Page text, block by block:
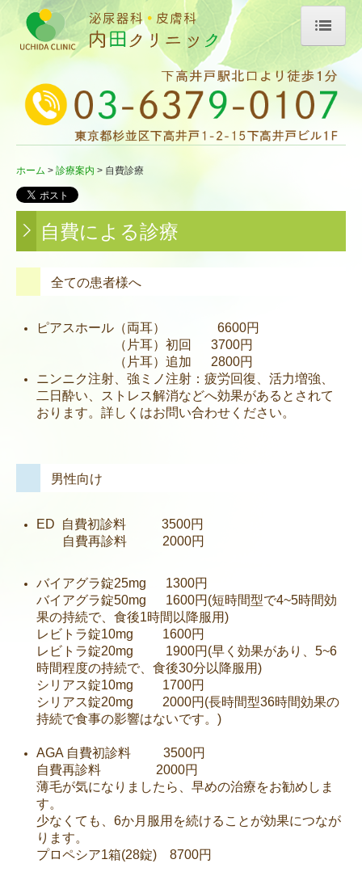
院長紹介
診療案内
泌尿器科
皮膚科
自費診療
診療内容
プライバシーポリシー
ホーム 診療案内 自費診療
自費による診療
全ての患者様へ
ピアスホール（両耳） 6600円
（片耳）初回 3700円
（片耳）追加 2800円
ニンニク注射、強ミノ注射：疲労回復、活力増強、
二日酔い、ストレス解消などへ効果があるとされて
おります。詳しくはお問い合わせください。
男性向け
ED 自費初診料 3500円
自費再診料 2000円
バイアグラ錠25mg 1300円
バイアグラ錠50mg 1600円(短時間型で4~5時間効
果の持続で、食後1時間以降服用)
レビトラ錠10mg 1600円
レビトラ錠20mg
1900円(早く効果があり、5~6
時間程度の持続で、食後30分以降服用)
シリアス錠10mg 1700円
シリアス錠20mg 2000円(長時間型36時間効果の
持続で食事の影響はないです。)
AGA 自費初診料 3500円
自費再診料 2000円
薄毛が気になりましたら、早めの治療をお勧めしま
す。
少なくても、6か月服用を続けることが効果につなが
ります。
プロペシア1箱(28錠) 8700円